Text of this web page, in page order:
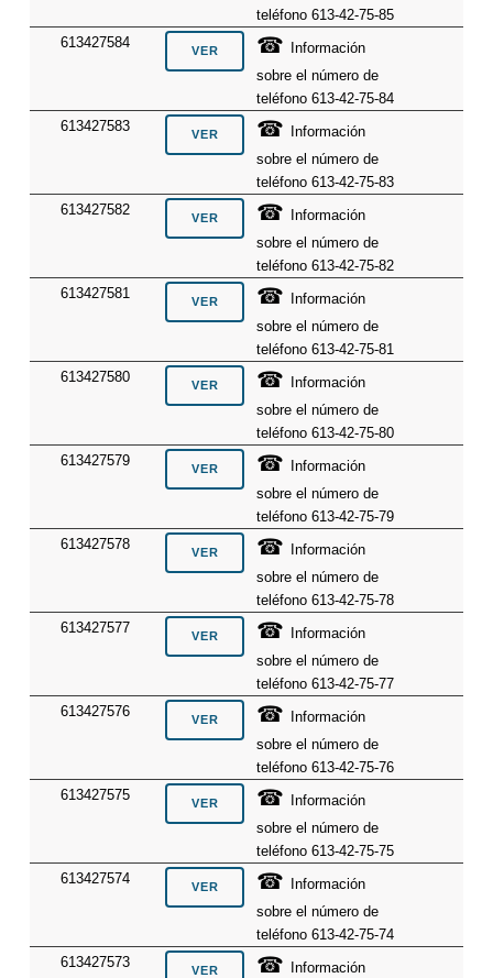
teléfono 613-42-75-85
613427584
☎ Información
sobre el número de
teléfono 613-42-75-84
613427583
☎ Información
sobre el número de
teléfono 613-42-75-83
613427582
☎ Información
sobre el número de
teléfono 613-42-75-82
613427581
☎ Información
sobre el número de
teléfono 613-42-75-81
613427580
☎ Información
sobre el número de
teléfono 613-42-75-80
613427579
☎ Información
sobre el número de
teléfono 613-42-75-79
613427578
☎ Información
sobre el número de
teléfono 613-42-75-78
613427577
☎ Información
sobre el número de
teléfono 613-42-75-77
613427576
☎ Información
sobre el número de
teléfono 613-42-75-76
613427575
☎ Información
sobre el número de
teléfono 613-42-75-75
613427574
☎ Información
sobre el número de
teléfono 613-42-75-74
613427573
☎ Información